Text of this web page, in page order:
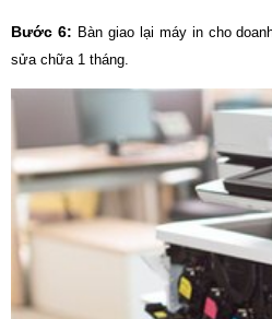
Bước 6: Bàn giao lại máy in cho
sửa chữa 1 tháng.